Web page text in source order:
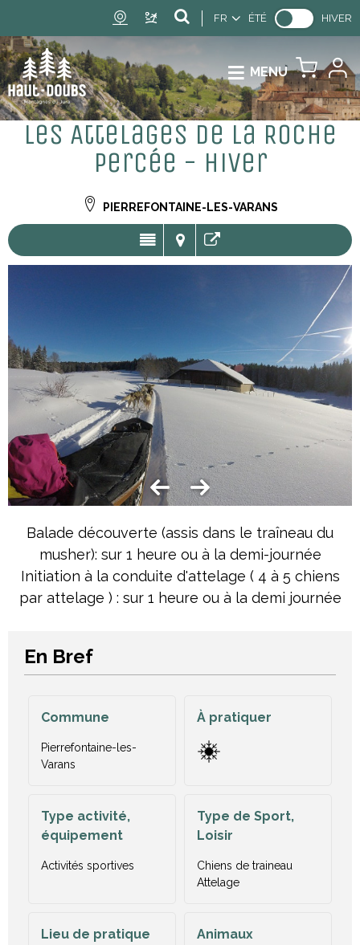
FR ÉTÉ HIVER
MENU
Les Attelages de la Roche
Percée - Hiver
PIERREFONTAINE-LES-VARANS
Balade découverte (assis dans le traîneau du
musher): sur 1 heure ou à la demi-journée
Initiation à la conduite d'attelage ( 4 à 5 chiens
par attelage ) : sur 1 heure ou à la demi journée
En Bref
Commune
Pierrefontaine-les-
Varans
À pratiquer
Type activité,
équipement
Activités sportives
Type de Sport,
Loisir
Chiens de traineau
Attelage
Lieu de pratique
Animaux